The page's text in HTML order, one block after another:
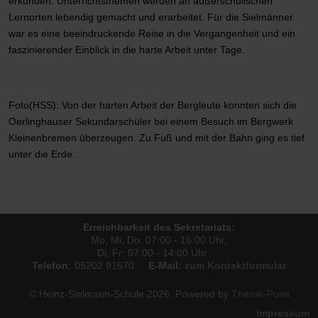
Lernorten lebendig gemacht und erarbeitet. Für die Sielmänner
war es eine beeindruckende Reise in die Vergangenheit und ein
faszinierender Einblick in die harte Arbeit unter Tage.
Foto(HSS): Von der harten Arbeit der Bergleute konnten sich die
Oerlinghauser Sekundarschüler bei einem Besuch im Bergwerk
Kleinenbremen überzeugen. Zu Fuß und mit der Bahn ging es tief
unter die Erde.
Erreichbarkeit des Sekretariats:
Mo, Mi, Do: 07:00 - 16:00 Uhr,
Di, Fr: 07:00 - 14:00 Uhr
Telefon: 05202 91670 E-Mail: zum Kontaktformular
© Heinz-Sielmann-Schule 2026, Powered by Theme-Point
Impressum